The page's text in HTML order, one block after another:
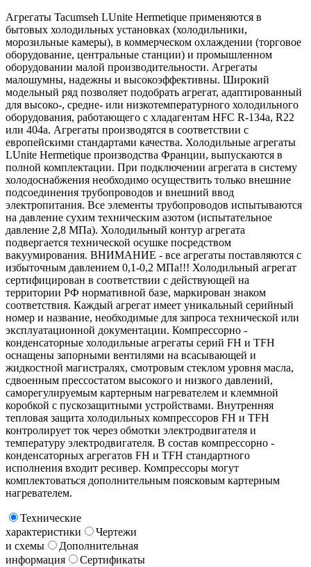
Агрегаты Tacumseh LUnite Hermetique применяются в
бытовых холодильных установках (холодильники,
морозильные камеры), в коммерческом охлаждении (торговое
оборудование, центральные станции) и промышленном
оборудовании малой производительности. Агрегаты
малошумны, надежны и высокоэффективны. Широкий
модельный ряд позволяет подобрать агрегат, адаптированный
для высоко-, средне- или низкотемпературного холодильного
оборудования, работающего с хладагентам HFC R-134a, R22
или 404a. Агрегаты производятся в соответствии с
европейскими стандартами качества. Холодильные агрегаты
LUnite Hermetique производства Франции, выпускаются в
полной комплектации. При подключении агрегата в систему
холодоснабжения необходимо осуществить только внешние
подсоединения трубопроводов и внешний ввод
электропитания. Все элементы трубопроводов испытываются
на давление сухим техническим азотом (испытательное
давление 2,8 МПа). Холодильный контур агрегата
подвергается технической осушке посредством
вакуумирования. ВНИМАНИЕ - все агрегаты поставляются с
избыточным давлением 0,1-0,2 МПа!!! Холодильный агрегат
сертифицирован в соответствии с действующей на
территории РФ нормативной базе, маркирован знаком
соответствия. Каждый агрегат имеет уникальный серийный
номер и название, необходимые для запроса технической или
эксплуатационной документации. Компрессорно -
конденсаторные холодильные агрегаты серий FH и TFH
оснащены запорными вентилями на всасывающей и
жидкостной магистралях, смотровым стеклом уровня масла,
сдвоенным прессостатом высокого и низкого давлений,
саморегулируемым картерным нагревателем и клеммной
коробкой с пускозащитными устройствами. Внутренняя
тепловая защита холодильных компрессоров FH и TFH
контролирует ток через обмотки электродвигателя и
температуру электродвигателя. В состав компрессорно -
конденсаторных агрегатов FH и TFH стандартного
исполнения входит ресивер. Компрессоры могут
комплектоваться дополнительным поясковым картерным
нагревателем.
Технические
характеристики
Чертежи
и схемы
Дополнительная
информация
Сертификаты